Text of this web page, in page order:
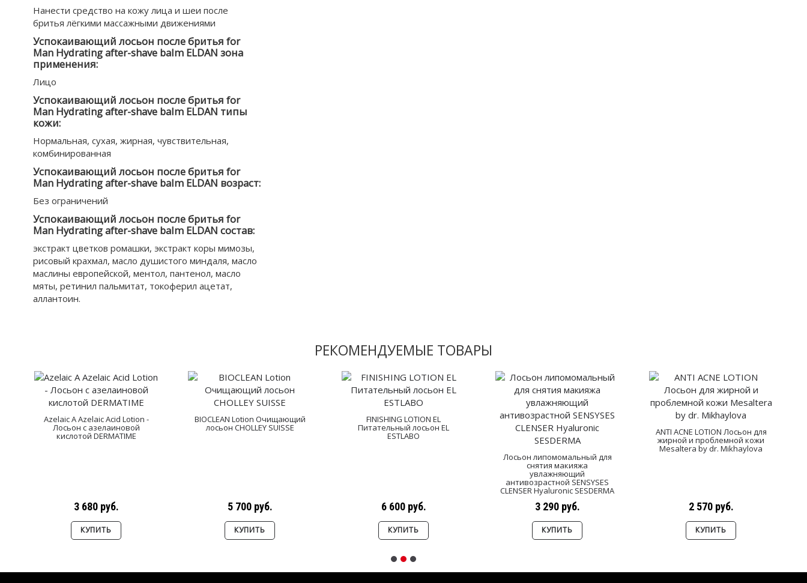
Нанести средство на кожу лица и шеи после
бритья лёгкими массажными движениями
Успокаивающий лосьон после бритья for
Man Hydrating after-shave balm ELDAN зона
применения:
Лицо
Успокаивающий лосьон после бритья for
Man Hydrating after-shave balm ELDAN типы
кожи:
Нормальная, cухая, жирная, чувствительная,
комбинированная
Успокаивающий лосьон после бритья for
Man Hydrating after-shave balm ELDAN возраст:
Без ограничений
Успокаивающий лосьон после бритья for
Man Hydrating after-shave balm ELDAN состав:
экстракт цветков ромашки, экстракт коры мимозы,
рисовый крахмал, масло душистого миндаля, масло
маслины европейской, ментол, пантенол, масло
мяты, ретинил пальмитат, токоферил ацетат,
аллантоин.
РЕКОМЕНДУЕМЫЕ ТОВАРЫ
Azelaic A Azelaic Acid Lotion -
Лосьон с азелаиновой
кислотой DERMATIME
3 680 руб.
КУПИТЬ
BIOCLEAN Lotion Очищающий
лосьон CHOLLEY SUISSE
5 700 руб.
КУПИТЬ
FINISHING LOTION EL
Питательный лосьон EL
ESTLABO
6 600 руб.
КУПИТЬ
Лосьон липомомальный для
снятия макияжа
увлажняющий
антивозрастной SENSYSES
CLENSER Hyaluronic SESDERMA
3 290 руб.
КУПИТЬ
ANTI ACNE LOTION Лосьон для
жирной и проблемной кожи
Mesaltera by dr. Mikhaylova
2 570 руб.
КУПИТЬ